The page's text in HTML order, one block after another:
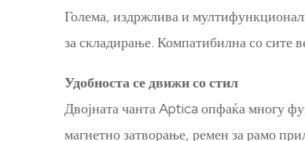
Голема, издржлива и
за складирање. Компатибилна со
Удобноста се движи со стил
Двојната чанта Aptica опфаќа многу
магнетно затворање, ремен за рамо